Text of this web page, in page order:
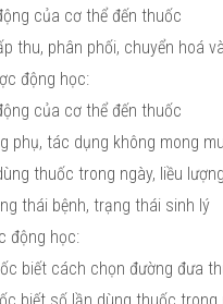
của cơ thể đến thuốc
thu, phân phối, chuyển hoá
động học:
của cơ thể đến thuốc
phụ, tác dụng không mong
thuốc trong ngày, liều
thái bệnh, trạng thái sinh lý
động học:
biết cách chọn đường đưa